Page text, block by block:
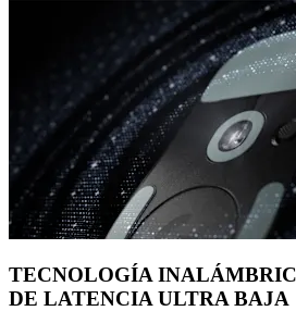
TECNOLOGÍA
DE LATENCIA ULTRA BAJA